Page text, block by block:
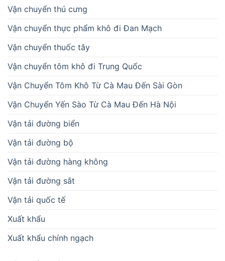
Vận chuyển thú cưng
Vận chuyển thực phẩm khô đi Đan Mạch
Vận chuyển thuốc tây
Vận chuyển tôm khô đi Trung Quốc
Vận Chuyển Tôm Khô Từ Cà Mau Đến Sài Gòn
Vận Chuyển Yến Sào Từ Cà Mau Đến Hà Nội
Vận tải đường biển
Vận tải đường bộ
Vận tải đường hàng không
Vận tải đường sắt
Vận tải quốc tế
Xuất khẩu
Xuất khẩu chính ngạch